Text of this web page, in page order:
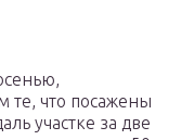
те, что посажены
участке за две